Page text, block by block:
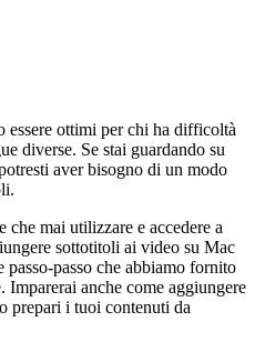
essere ottimi per chi ha difficoltà
diverse. Se stai guardando su
aver bisogno di un modo
mai utilizzare e accedere a
sottotitoli ai video su Mac
passo che abbiamo fornito
anche come aggiungere
prepari i tuoi contenuti da